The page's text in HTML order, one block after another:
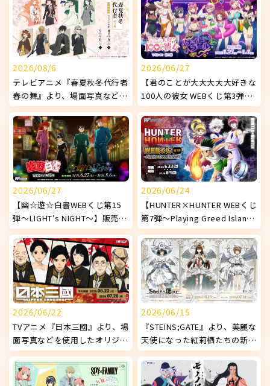
2026/08/6
テレビアニメ『春夏秋冬代行者
春の舞』より、場面写真などを
使用したオリジナルグッズが発
売決定！
2026/06/27
【君のことが大大大大大好きな
100人の彼女 WEBくじ第3弾
『DokiDoki♡ナイトプール
1st.』】販売開始！
2026/06/27
【幽☆遊☆白書WEBくじ第15
弾～LIGHT’s NIGHT～】販売開
始!
2026/06/24
【HUNTER×HUNTER WEBくじ
第7弾～Playing Greed Island!
～】販売開始！
2026/06/22
TVアニメ『日本三國』より、場
面写真などを使用したオリジナ
ルグッズが発売決定！
2026/06/15
『STEINS;GATE』より、美麗な
天使になった紅莉栖たちの新オ
リジナルグッズが発売決定！